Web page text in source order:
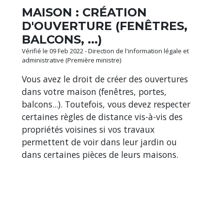
MAISON : CRÉATION
D'OUVERTURE (FENÊTRES,
BALCONS, ...)
Vérifié le 09 Feb 2022 - Direction de l'information légale et
administrative (Première ministre)
Vous avez le droit de créer des ouvertures
dans votre maison (fenêtres, portes,
balcons...). Toutefois, vous devez respecter
certaines règles de distance vis-à-vis des
propriétés voisines si vos travaux
permettent de voir dans leur jardin ou
dans certaines pièces de leurs maisons.